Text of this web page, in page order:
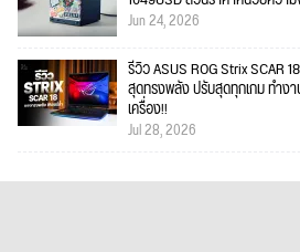
Jun 24, 2026
รีวิว ASUS ROG Strix SCAR
สุดทรงพลัง ปรับสุดทุกเกม ทำง
เครื่อง!!
Jul 28, 2026